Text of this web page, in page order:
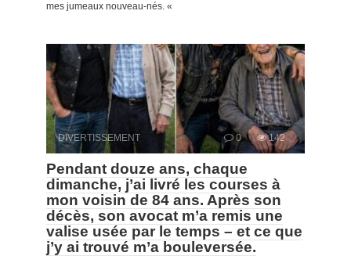
mes jumeaux nouveau-nés. «
DIVERTISSEMENT 0 142
Pendant douze ans, chaque
dimanche, j’ai livré les courses à
mon voisin de 84 ans. Après son
décès, son avocat m’a remis une
valise usée par le temps – et ce que
j’y ai trouvé m’a bouleversée.